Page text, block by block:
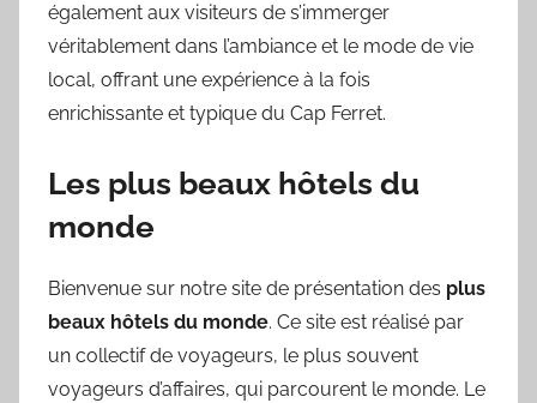
également aux visiteurs de s’immerger
véritablement dans l’ambiance et le mode de vie
local, offrant une expérience à la fois
enrichissante et typique du Cap Ferret.
Les plus beaux hôtels du
monde
Bienvenue sur notre site de présentation des plus
beaux hôtels du monde. Ce site est réalisé par
un collectif de voyageurs, le plus souvent
voyageurs d’affaires, qui parcourent le monde. Le